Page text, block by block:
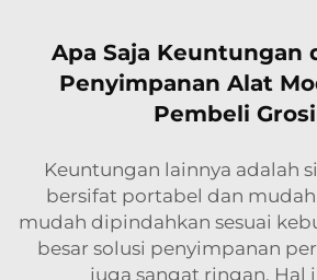
Apa Saja Keuntungan
Penyimpanan Alat
Pembeli
Keuntungan lainnya adalah
bersifat portabel dan
mudah dipindahkan sesuai
besar solusi penyimpanan
juga sangat ringan. Hal